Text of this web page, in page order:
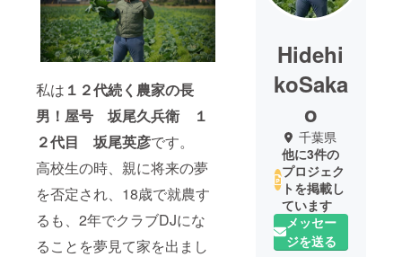
私は １２代続く農家の長
男！屋号 坂尾久兵衛 １
２代目 坂尾英彦です。
高校生の時、親に将来の夢
を否定され、18歳で就農す
るも、2年でクラブDJにな
ることを夢見て家を出まし
Hidehi
koSaka
o
千葉県
他に3件の
プロジェク
トを掲載し
ています
メッセー
ジを送る